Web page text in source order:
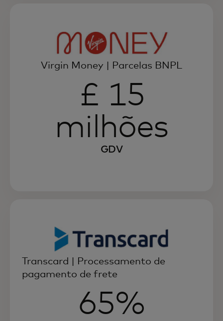
Virgin Money | Parcelas BNPL
£ 15
milhões
GDV
Transcard | Processamento de
pagamento de frete
65%